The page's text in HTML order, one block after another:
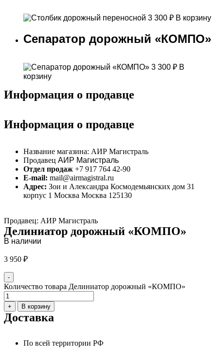
3 300 ₽ В корзину
Сепаратор дорожный «КОМПО»
3 300 ₽ В
корзину
Информация о продавце
Информация о продавце
Название магазина: АИР Магистраль
Продавец АИР Магистраль
Отдел продаж +7 917 764 42-90
E-mail: mail@airmagistral.ru
Адрес: Зои и Александра Космодемьянских дом 31
корпус 1 Москва Москва 125130
Продавец: АИР Магистраль
Делиниатор дорожный «КОМПО»
В наличии
3 950 ₽
-
Количество товара Делиниатор дорожный «КОМПО»
+ В корзину
Доставка
По всей территории РФ